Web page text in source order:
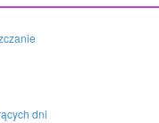
dni